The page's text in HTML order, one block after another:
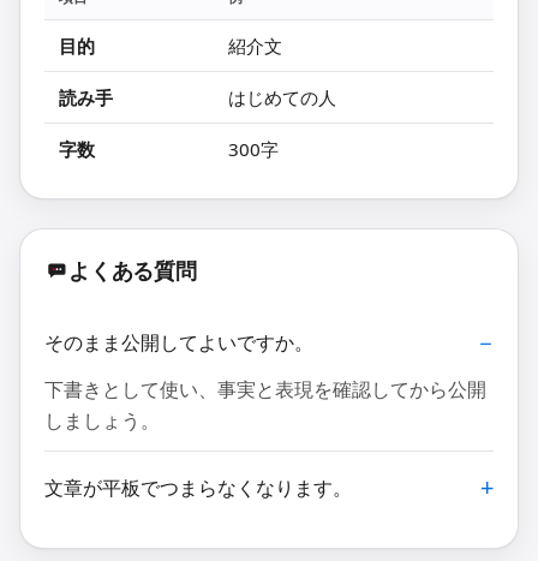
目的 紹介文
読み手 はじめての人
字数 300字
よくある質問
そのまま公開してよいですか。
下書きとして使い、事実と表現を確認してから公開
しましょう。
文章が平板でつまらなくなります。